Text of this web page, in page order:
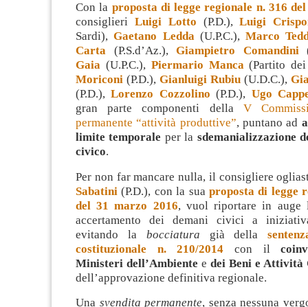
Con la proposta di legge regionale n. 316
consiglieri Luigi Lotto (P.D.),Luigi
Sardi),Gaetano Ledda(U.P.C.),Marco
Carta (P.S.d’Az.),Giampietro Comandini
Gaia (U.P.C.), Piermario Manca(Partito
Moriconi (P.D.), Gianluigi Rubiu (U.D.C.),
(P.D.),Lorenzo Cozzolino (P.D.), Ugo
gran parte componenti della V
permanente “attività produttive”, puntano ad
limite temporale per la sdemanializzazione
civico.
Per non far mancare nulla, il consigliere
Sabatini (P.D.), con la sua proposta di legge
del 31 marzo 2016, vuol riportare in auge
accertamento dei demani civici a
evitando la bocciatura già della
costituzionale n. 210/2014 con il
Ministeri dell’Ambiente e dei Beni e
dell’approvazione definitiva regionale.
Una svendita permanente, senza nessuna